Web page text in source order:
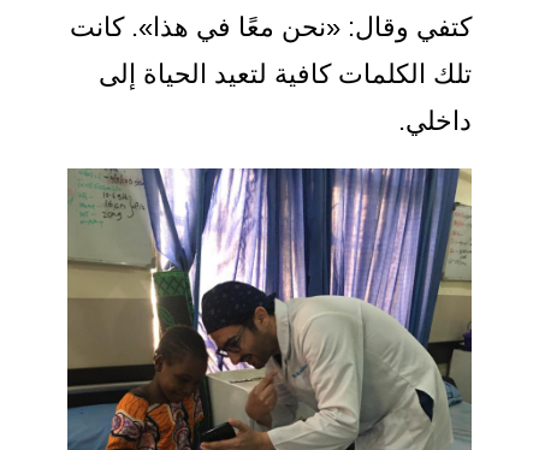
كتفي وقال: «نحن معًا في هذا». كانت
تلك الكلمات كافية لتعيد الحياة إلى
داخلي.